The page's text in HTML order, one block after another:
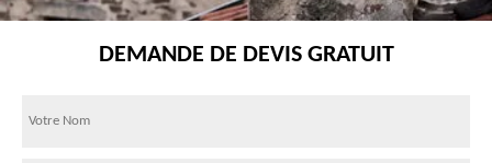
DEMANDE DE DEVIS GRATUIT